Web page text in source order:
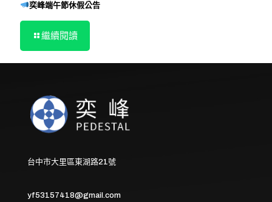
奕峰端午節休假公告
繼續閱讀
台中市大里區東湖路21號
yf53157418@gmail.com